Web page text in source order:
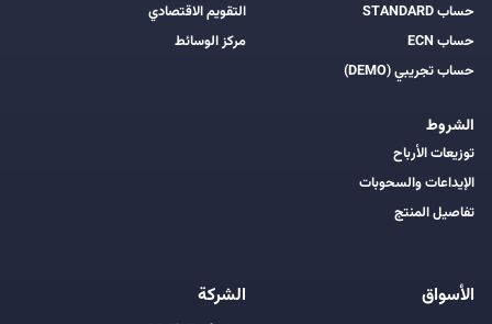
حساب STANDARD
حساب ECN
حساب تجريبي (DEMO)
الشروط
توزيعات الأرباح
الإيداعات والسحوبات
تفاصيل المنتج
التقويم الاقتصادي
مركز الوسائط
الأسواق الشركة